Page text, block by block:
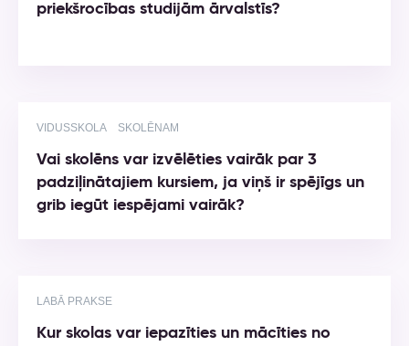
priekšrocības studijām ārvalstīs?
VIDUSSKOLA SKOLĒNAM
Vai skolēns var izvēlēties vairāk par 3
padziļinātajiem kursiem, ja viņš ir spējīgs un
grib iegūt iespējami vairāk?
LABĀ PRAKSE
Kur skolas var iepazīties un mācīties no